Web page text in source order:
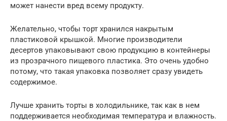
может нанести вред всему продукту.
Желательно, чтобы торт хранился накрытым
пластиковой крышкой. Многие производители
десертов упаковывают свою продукцию в контейнеры
из прозрачного пищевого пластика. Это очень удобно
потому, что такая упаковка позволяет сразу увидеть
содержимое.
Лучше хранить торты в холодильнике, так как в нем
поддерживается необходимая температура и влажность.